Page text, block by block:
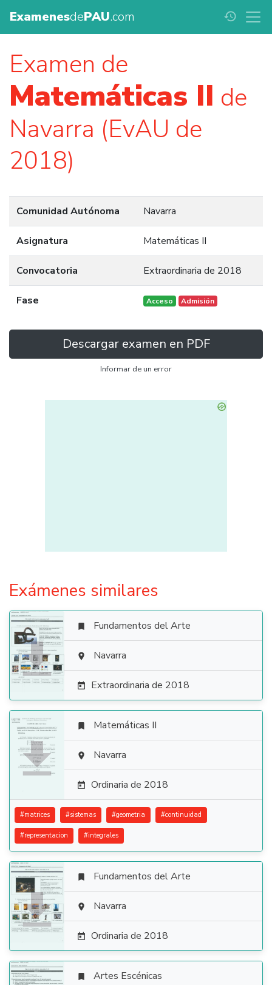
ExamenesdePAU.com history
Examen de
Matemáticas II de
Navarra (EvAU de
2018)
Comunidad Autónoma Navarra
Asignatura Matemáticas II
Convocatoria Extraordinaria de 2018
Fase Acceso Admisión
Descargar examen en PDF
Informar de un error
Exámenes similares

 Fundamentos del Arte
 Navarra
 Extraordinaria de 2018

 Matemáticas II
 Navarra
 Ordinaria de 2018
#matrices #sistemas #geometria #continuidad
#representacion #integrales

 Fundamentos del Arte
 Navarra
 Ordinaria de 2018
 Artes Escénicas